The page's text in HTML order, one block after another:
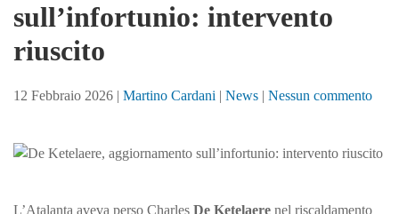
sull’infortunio: intervento
riuscito
12 Febbraio 2026 | Martino Cardani | News | Nessun commentosu
L’Atalanta aveva perso Charles De Ketelaere nel riscaldamento